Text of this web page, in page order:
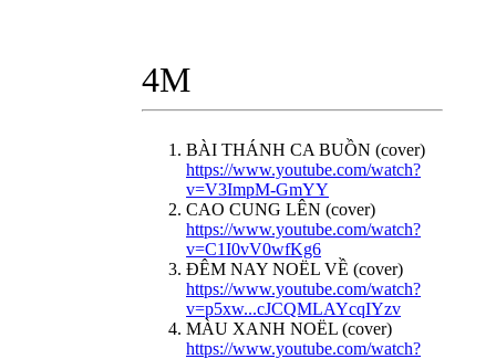
4M
BÀI THÁNH CA BUỒN (cover)
https://www.youtube.com/watch?
v=V3ImpM-GmYY
CAO CUNG LÊN (cover)
https://www.youtube.com/watch?
v=C1I0vV0wfKg6
ĐÊM NAY NOËL VỀ (cover)
https://www.youtube.com/watch?
v=p5xw...cJCQMLAYcqIYzv
MÀU XANH NOËL (cover)
https://www.youtube.com/watch?